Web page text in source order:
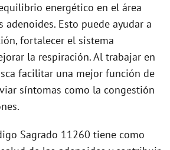
energético en el área
adenoides. Esto puede ayudar a
fortalecer el sistema
la respiración. Al trabajar en
facilitar una mejor función de
síntomas como la congestión
Sagrado 11260 tiene como